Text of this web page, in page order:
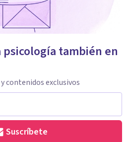
psicología también en
contenidos exclusivos
Suscríbete